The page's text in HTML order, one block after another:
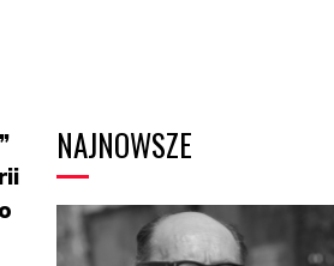
NAJNOWSZE